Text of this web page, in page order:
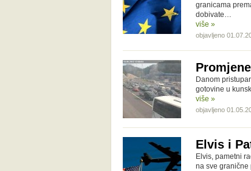
granicama
dobivate…
više »
objavljeno
Danom
gotovine u
više »
objavljeno
Elvis i
Elvis, pametni
na sve